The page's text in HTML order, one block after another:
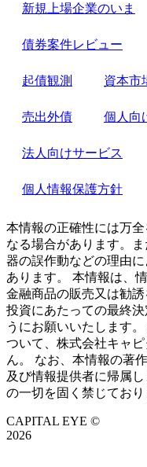
新規上場企業のいま
債券案件レビュー
起債観測 資本市
売出外債 個人向
法人向けサービス
個人情報保護方針
本情報の正確性には万
なる場合があります。
器の誤作動などの理由
あります。 本情報は、
金融商品の販売又は勧
投資にあたっての最終
うにお願いいたします
ついて、株式会社キャ
ん。 なお、本情報の著
及び情報提供者に帰属
の一切を固く禁じており
CAPITAL EYE ©
2026